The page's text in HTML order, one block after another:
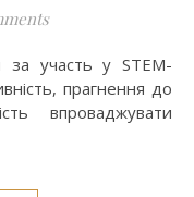
прагнення до
впроваджувати